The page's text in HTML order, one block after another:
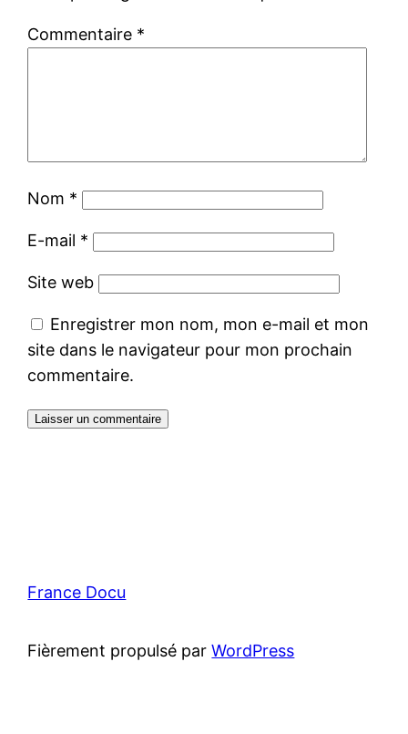
Commentaire *
Nom *
E-mail *
Site web
Enregistrer mon nom, mon e-mail et mon
site dans le navigateur pour mon prochain
commentaire.
France Docu
Fièrement propulsé parWordPress